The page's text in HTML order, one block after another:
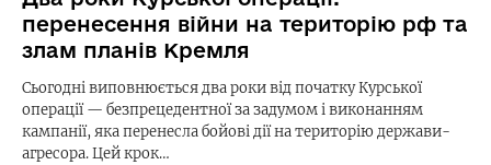
перенесення війни на територію рф та
злам планів Кремля
Сьогодні виповнюється два роки від початку Курської
операції — безпрецедентної за задумом і виконанням
кампанії, яка перенесла бойові дії на територію держави-
агресора. Цей крок…